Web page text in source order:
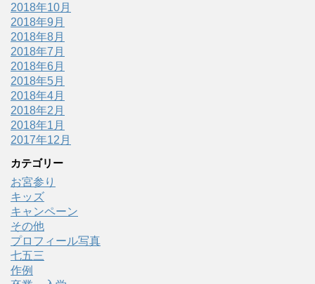
2018年10月
2018年9月
2018年8月
2018年7月
2018年6月
2018年5月
2018年4月
2018年2月
2018年1月
2017年12月
カテゴリー
お宮参り
キッズ
キャンペーン
その他
プロフィール写真
七五三
作例